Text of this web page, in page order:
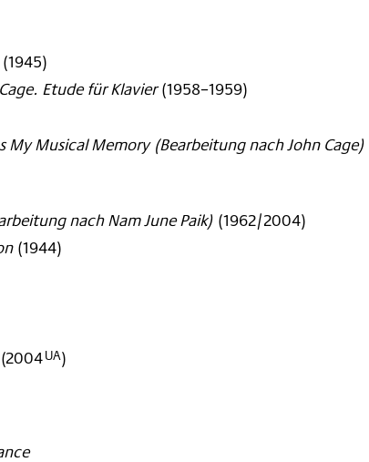
(1945)
Etude für Klavier (1958–1959)
My Musical Memory (Bearbeitung nach John Cage)
nach Nam June Paik) (1962/2004)
(1944)
(2004UA)